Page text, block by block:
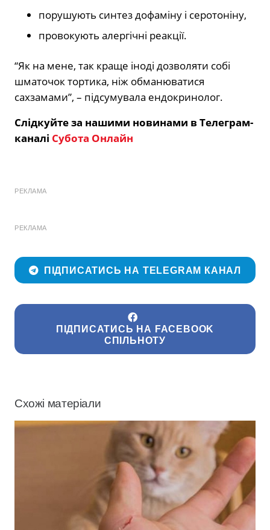
порушують синтез дофаміну і серотоніну,
провокують алергічні реакції.
“Як на мене, так краще іноді дозволяти собі
шматочок тортика, ніж обманюватися
сахзамами”, – підсумувала ендокринолог.
Слідкуйте за нашими новинами в Телеграм-
каналі Субота Онлайн
РЕКЛАМА
РЕКЛАМА
ПІДПИСАТИСЬ НА TELEGRAM КАНАЛ
ПІДПИСАТИСЬ НА FACEBOOK
СПІЛЬНОТУ
Схожі матеріали